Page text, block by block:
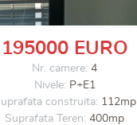
195000 EURO
Nr. camere: 4
Nivele: P+E1
construita: 112mp
Suprafata Teren: 400mp